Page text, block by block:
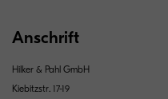
Anschrift
Hilker & Pahl GmbH
Kiebitzstr. 17-19